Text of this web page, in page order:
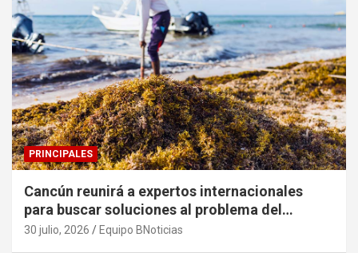
PRINCIPALES
Cancún reunirá a expertos internacionales
para buscar soluciones al problema del
sargazo
30 julio, 2026 Equipo BNoticias